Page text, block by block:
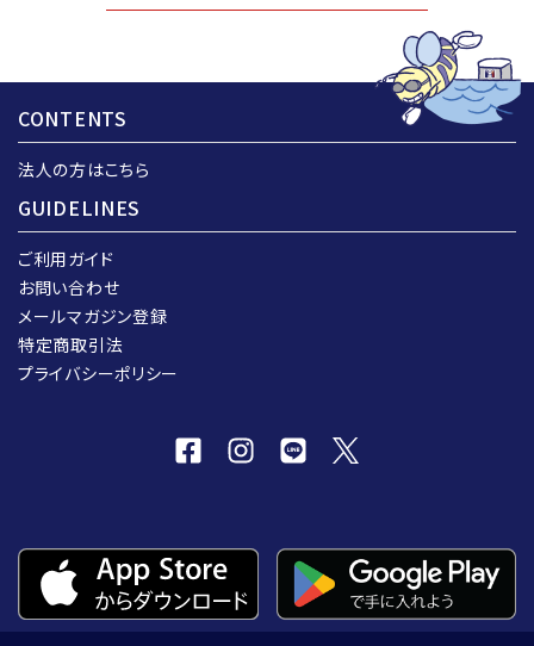
CONTENTS
法人の方はこちら
GUIDELINES
ご利用ガイド
お問い合わせ
メールマガジン登録
特定商取引法
プライバシーポリシー